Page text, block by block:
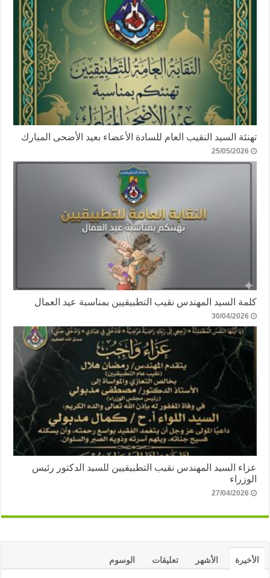
تهنئة السيد النقيب العام للسادة الأعضاء بعيد الأضحى المبارك
25/05/2026
كلمة السيد المهندس نقيب التطبيقيين بمناسبة عيد العمال
30/04/2026
عزاء السيد المهندس نقيب التطبيقيين للسيد الدكتور رئيس
الوزراء
27/04/2026
الأخيرة الأشهر تعليقات الوسوم